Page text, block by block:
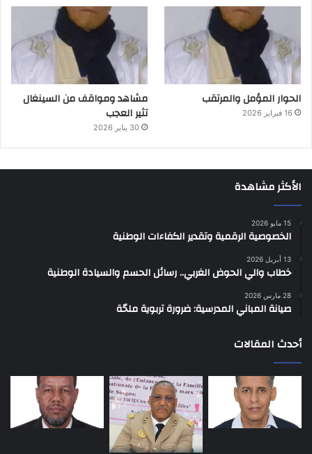
الحوار المؤمل والمرتقب
16 فبراير 2026
مشاهد ومواقف من السينغال
تثير العجب
30 يناير 2026
الأكثر مشاهدة
15 مايو 2026
الخصوصية الرقمية وتقدير الكفاءات الوطنية
13 أبريل 2026
خطاب والي الحوض الغربي.. رسائل الحسم والسيادة الوطنية
28 مارس 2026
صيانة المباني المدرسية: ضرورة تربوية ملحّة
أحدث المقالات